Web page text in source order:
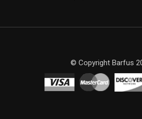
© Copyright Barfus